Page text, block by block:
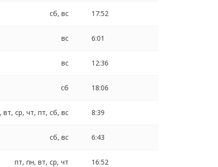
сб, вс 17:52
вс 6:01
вс 12:36
сб 18:06
вт, ср, чт, пт, сб, вс 8:39
сб, вс 6:43
пт, пн, вт, ср, чт 16:52